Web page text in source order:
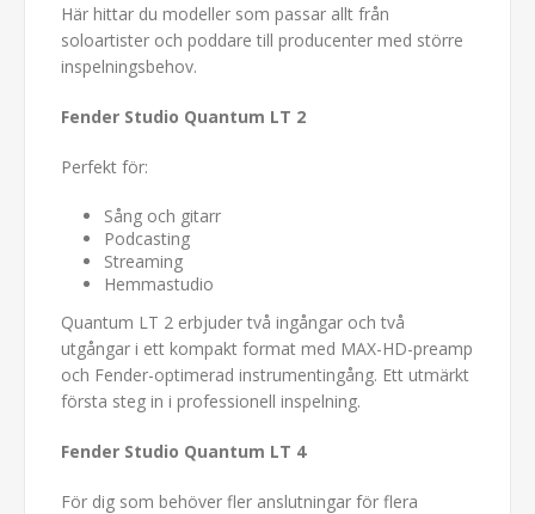
Här hittar du modeller som passar allt från
soloartister och poddare till producenter med större
inspelningsbehov.
Fender Studio Quantum LT 2
Perfekt för:
Sång och gitarr
Podcasting
Streaming
Hemmastudio
Quantum LT 2 erbjuder två ingångar och två
utgångar i ett kompakt format med MAX-HD-preamp
och Fender-optimerad instrumentingång. Ett utmärkt
första steg in i professionell inspelning.
Fender Studio Quantum LT 4
För dig som behöver fler anslutningar för flera